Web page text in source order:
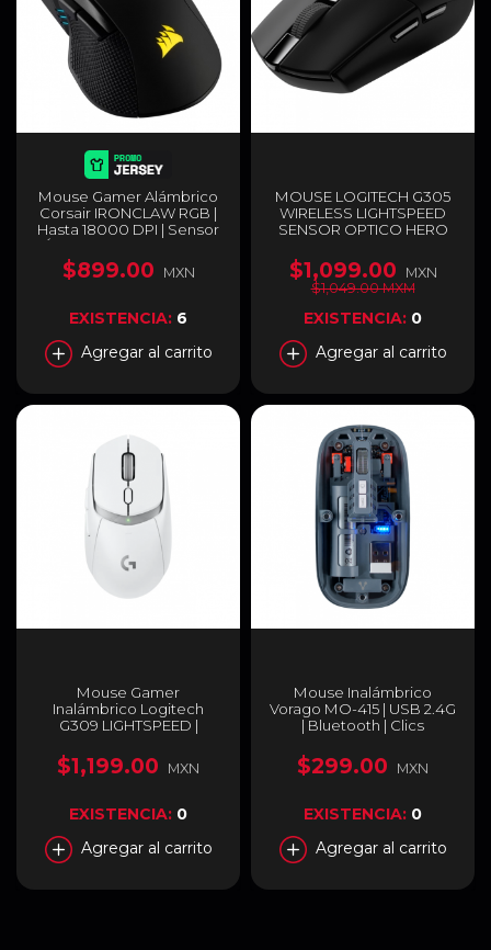
Mouse Gamer Alámbrico
Corsair IRONCLAW RGB |
Hasta 18000 DPI | Sensor
Óptico Pixart PMW3391 |
105 g | 7 Botones
Programables | RGB |
$899.00 MXN
EXISTENCIA: 6
Agregar al carrito
MOUSE LOGITECH G305
WIRELESS LIGHTSPEED
SENSOR OPTICO HERO
$1,099.00
MXN
$1,049.00 MXM
EXISTENCIA: 0
Agregar al carrito
Mouse Gamer
Inalámbrico Logitech
G309 LIGHTSPEED |
LIGHTSPEED / Bluetooth |
100 – 25.600 DPI | Batería
Blanco | 910-007206
$1,199.00 MXN
EXISTENCIA: 0
Agregar al carrito
Mouse Inalámbrico
Vorago MO-415 | USB 2.4G
| Bluetooth | Clics
recargable | USB C | 1600
DPI | MO-415
$299.00 MXN
EXISTENCIA: 0
Agregar al carrito